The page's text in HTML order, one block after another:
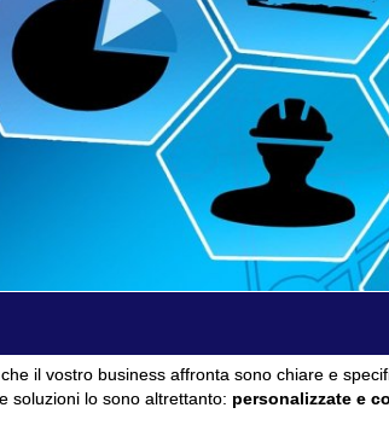
il vostro business affronta sono chiare e
soluzioni lo sono altrettanto: personalizzate e